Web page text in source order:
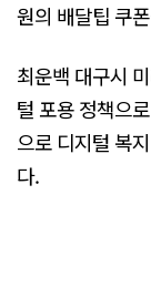
원의 배달팁 쿠
최운백 대구시
털 포용 정책으
으로 디지털 복
다.